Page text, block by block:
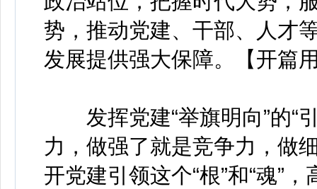
势，推动党建、干部、人才
发展提供强大保障。【开篇
发挥党建“举旗明向”的“
力，做强了就是竞争力，做
开党建引领这个“根”和“魂”